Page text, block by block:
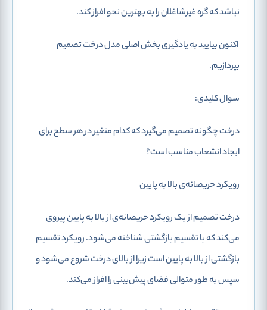
نباشد که گره غیرشاغلان را به بهترین نحو افراز کند.
اکنون بیایید به یادگیری بخش اصلی مدل درخت تصمیم
بپردازیم.
سوال کلیدی:
درخت چگونه تصمیم می‌گیرد که کدام متغیر در هر سطح برای
ایجاد انشعاب مناسب است؟
رویکرد حریصانه‌ی بالا به پایین
درخت تصمیم از یک رویکرد حریصانه‌ی از بالا به پایین پیروی
می‌کند که با تقسیم بازگشتی شناخته می‌شود. رویکرد تقسیم
بازگشتی از بالا به پایین است زیرا از بالای درخت شروع می‌شود و
سپس به طور متوالی فضای پیش‌بینی را افراز می‌کند.